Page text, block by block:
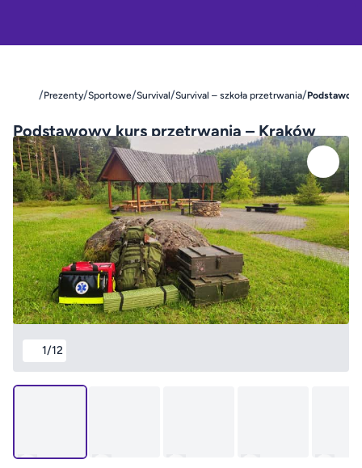
/Prezenty/Sportowe/Survival/Survival – szkoła przetrwania/
Podstawowy kurs przetrwania – Kraków
1/12